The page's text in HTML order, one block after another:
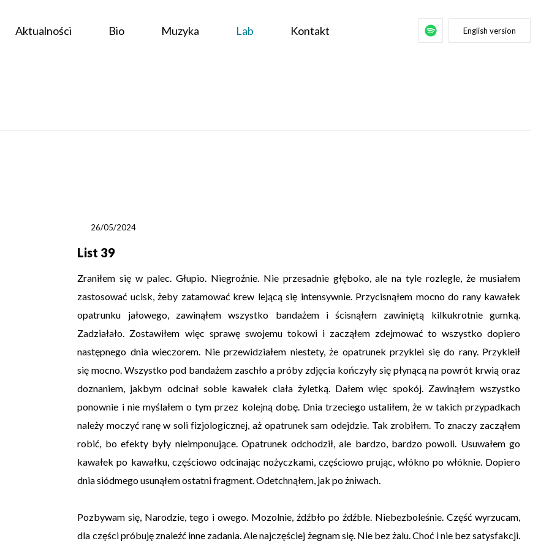
Aktualności Bio Muzyka Lab Kontakt English version
26/05/2024
List 39
Zraniłem się w palec. Głupio. Niegroźnie. Nie przesadnie głęboko, ale na tyle rozlegle, że musiałem
zastosować ucisk, żeby zatamować krew lejącą się intensywnie. Przycisnąłem mocno do rany kawałek
opatrunku jałowego, zawinąłem wszystko bandażem i ścisnąłem zawiniętą kilkukrotnie gumką.
Zadziałało. Zostawiłem więc sprawę swojemu tokowi i zacząłem zdejmować to wszystko dopiero
następnego dnia wieczorem. Nie przewidziałem niestety, że opatrunek przyklei się do rany. Przykleił
się mocno. Wszystko pod bandażem zaschło a próby zdjęcia kończyły się płynącą na powrót krwią oraz
doznaniem, jakbym odcinał sobie kawałek ciała żyletką. Dałem więc spokój. Zawinąłem wszystko
ponownie i nie myślałem o tym przez kolejną dobę. Dnia trzeciego ustaliłem, że w takich przypadkach
należy moczyć ranę w soli fizjologicznej, aż opatrunek sam odejdzie. Tak zrobiłem. To znaczy zacząłem
robić, bo efekty były nieimponujące. Opatrunek odchodził, ale bardzo, bardzo powoli. Usuwałem go
kawałek po kawałku, częściowo odcinając nożyczkami, częściowo prując, włókno po włóknie. Dopiero
dnia siódmego usunąłem ostatni fragment. Odetchnąłem, jak po żniwach.
Pozbywam się, Narodzie, tego i owego. Mozolnie, źdźbło po źdźble. Niebezboleśnie. Część wyrzucam,
dla części próbuję znaleźć inne zadania. Ale najczęściej żegnam się. Nie bez żalu. Choć i nie bez satysfakcji.